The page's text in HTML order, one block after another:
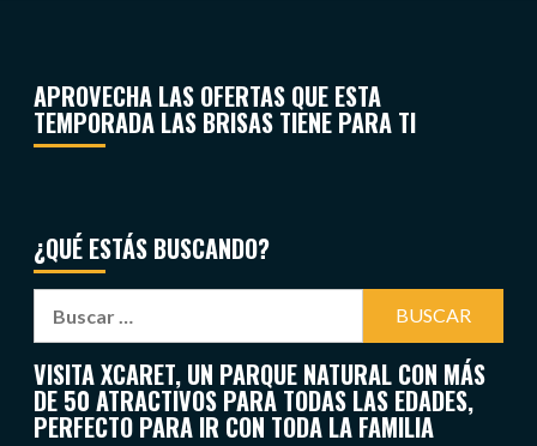
APROVECHA LAS OFERTAS QUE ESTA
TEMPORADA LAS BRISAS TIENE PARA TI
¿QUÉ ESTÁS BUSCANDO?
VISITA XCARET, UN PARQUE NATURAL CON MÁS
DE 50 ATRACTIVOS PARA TODAS LAS EDADES,
PERFECTO PARA IR CON TODA LA FAMILIA